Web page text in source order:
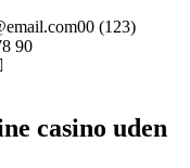
00 (123)
90
casino uden